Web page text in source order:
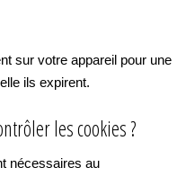
sur votre appareil pour une
ils expirent.
les cookies ?
nécessaires au